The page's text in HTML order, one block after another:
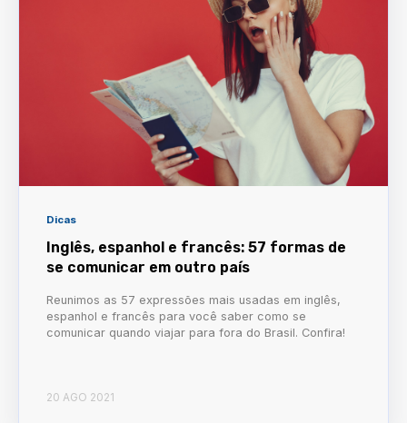
Dicas
Inglês, espanhol e francês: 57 formas de
se comunicar em outro país
Reunimos as 57 expressões mais usadas em inglês,
espanhol e francês para você saber como se
comunicar quando viajar para fora do Brasil. Confira!
20 AGO 2021